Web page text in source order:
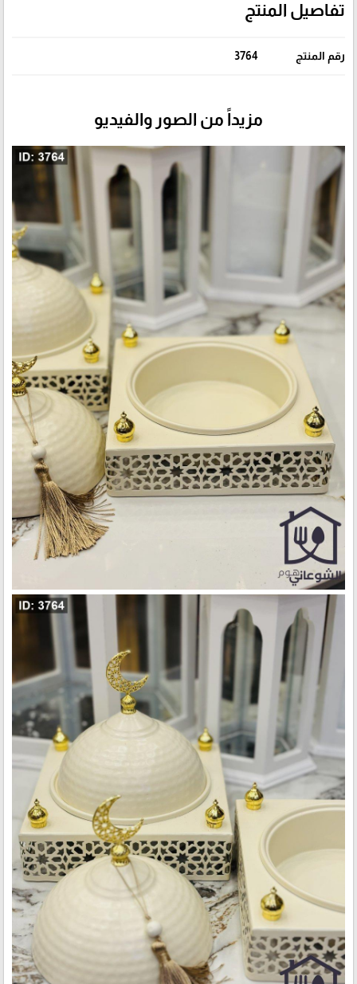
تفاصيل المنتج
رقم المنتج 3764
مزيداً من الصور والفيديو